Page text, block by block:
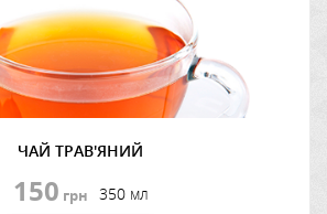
ЧАЙ ТРАВ'ЯНИЙ
150 грн 350 мл